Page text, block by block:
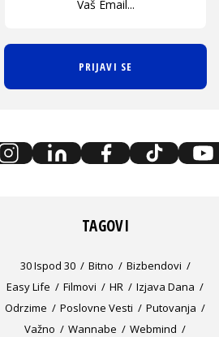
PRIJAVI SE
TAGOVI
30 Ispod 30 Bitno
Bizbendovi
Easy Life
Filmovi HR
Izjava Dana
Odrzime
Poslovne Vesti
Putovanja
Važno
Wannabe Webmind